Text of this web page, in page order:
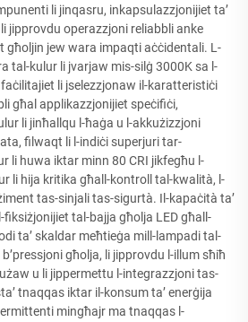
li jinqasru, inkapsulazzjonijiet ta’
jipprovdu operazzjoni reliabbli anke
għoljin jew wara impaqti aċċidentali. L-
tal-kulur li jvarjaw mis-silġ 3000K sa l-
li jselezzjonaw il-karatteristiċi
għal applikazzjonijiet speċifiċi,
li jinħallqu l-ħaġa u l-akkużizzjoni
filwaqt li l-indiċi superjuri tar-
li huwa iktar minn 80 CRI jikfegħu l-
li hija kritika għall-kontroll tal-kwalità, l-
tas-sinjali tas-sigurtà. Il-kapaċità ta’
tal-bajja għolja LED għall-
ta’ skaldar meħtieġa mill-lampadi tal-
għolja, li jipprovdu l-illum sħiħ
u li jippermettu l-integrazzjoni tas-
tnaqqas iktar il-konsum ta’ enerġija
mingħajr ma tnaqqas l-